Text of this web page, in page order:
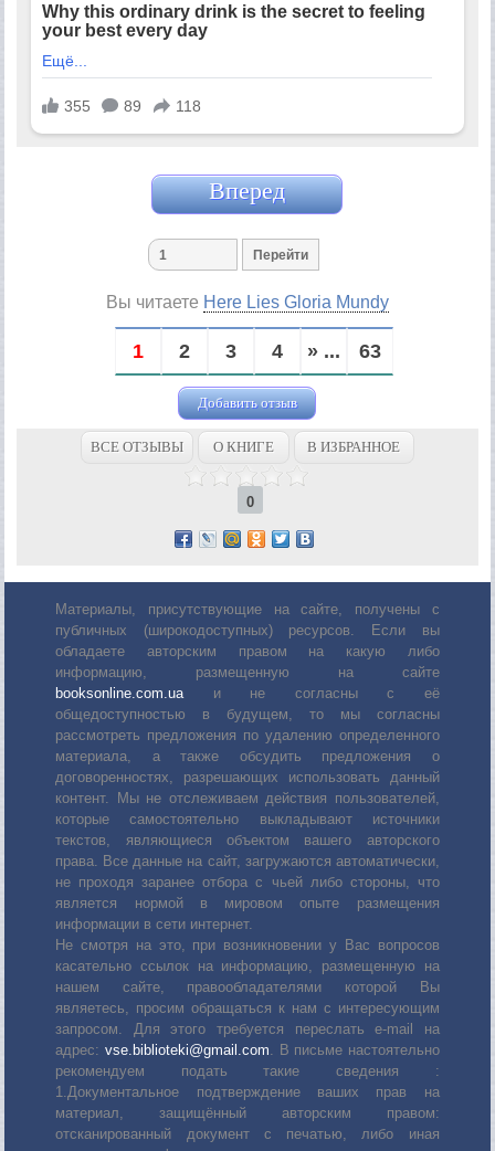
Вперед
Вы читаете Here Lies Gloria Mundy
1 2 3 4 » ... 63
Добавить отзыв
ВСЕ ОТЗЫВЫ О КНИГЕ В ИЗБРАННОЕ
0
Материалы, присутствующие на сайте, получены с
публичных (широкодоступных) ресурсов. Если вы
обладаете авторским правом на какую либо
информацию, размещенную на сайте
booksonline.com.uaи не согласны с её
общедоступностью в будущем, то мы согласны
рассмотреть предложения по удалению определенного
материала, а также обсудить предложения о
договоренностях, разрешающих использовать данный
контент. Мы не отслеживаем действия пользователей,
которые самостоятельно выкладывают источники
текстов, являющиеся объектом вашего авторского
права. Все данные на сайт, загружаются автоматически,
не проходя заранее отбора с чьей либо стороны, что
является нормой в мировом опыте размещения
информации в сети интернет.
Не смотря на это, при возникновении у Вас вопросов
касательно ссылок на информацию, размещенную на
нашем сайте, правообладателями которой Вы
являетесь, просим обращаться к нам с интересующим
запросом. Для этого требуется переслать е-mail на
адрес: vse.biblioteki@gmail.com. В письме настоятельно
рекомендуем подать такие сведения :
1.Документальное подтверждение ваших прав на
материал, защищённый авторским правом:
отсканированный документ с печатью, либо иная